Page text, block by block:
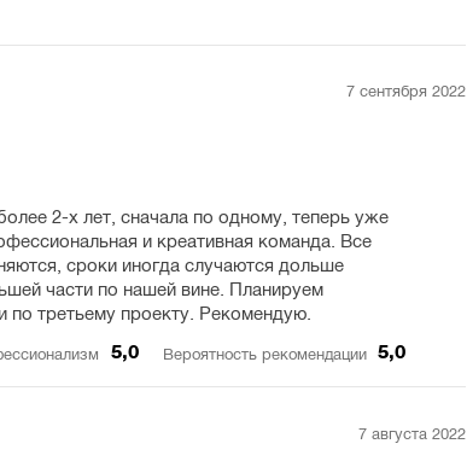
7 сентября 2022
2-х лет, сначала по одному, теперь уже
и креативная команда. Все
сроки иногда случаются дольше
части по нашей вине. Планируем
по третьему проекту. Рекомендую.
5,0 Вероятность рекомендации 5,0
7 августа 2022